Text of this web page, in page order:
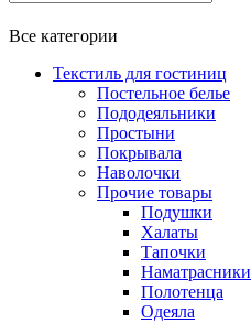
Все категории
Текстиль для гостиниц
Постельное белье
Пододеяльники
Простыни
Покрывала
Наволочки
Прочие товары
Подушки
Халаты
Тапочки
Наматрасники
Полотенца
Одеяла